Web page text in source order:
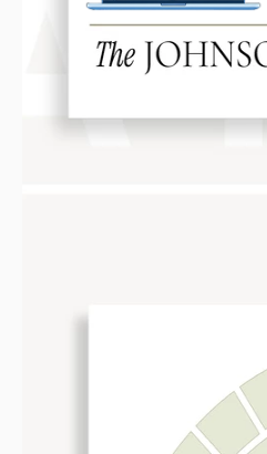
Erhalten Sie Ihr
Klicken Sie auf „Vorlage
zu erstellen oder für Microsoft
herunterzuladen
Kürzlich angesehen